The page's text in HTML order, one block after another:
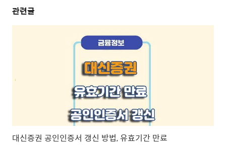
관련글
대신증권 공인인증서 갱신 방법, 유효기간 만료